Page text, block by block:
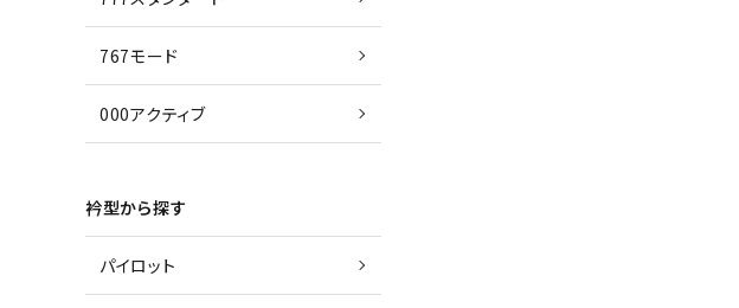
767モード
000アクティブ
衿型から探す
パイロット